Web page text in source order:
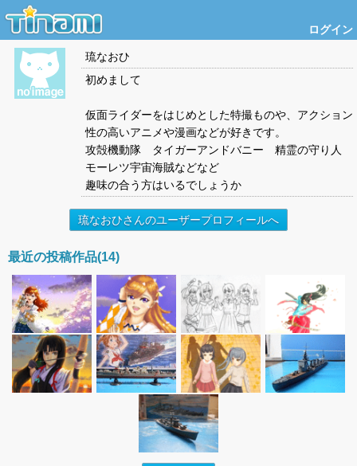
ログイン
琉なおひ
初めまして
仮面ライダーをはじめとした特撮ものや、アクション
性の高いアニメや漫画などが好きです。
攻殻機動隊 タイガーアンドバニー 精霊の守り人
モーレツ宇宙海賊などなど
趣味の合う方はいるでしょうか
琉なおひさんのユーザープロフィールへ
最近の投稿作品(14)